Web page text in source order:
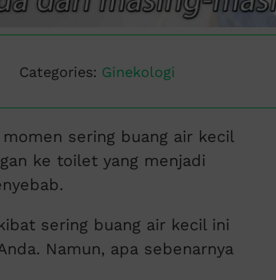
Categories: Ginekologi
sering buang air kecil
ke toilet yang menjadi
sering buang air kecil ini
Namun, apa sebenarnya